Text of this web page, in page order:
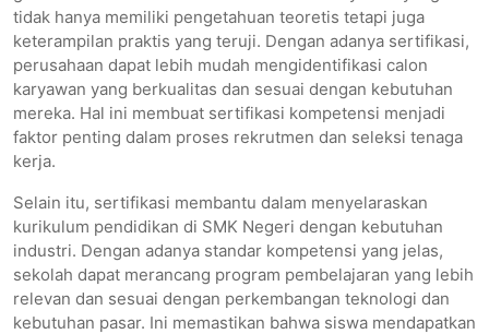
tidak hanya memiliki pengetahuan teoretis tetapi juga
keterampilan praktis yang teruji. Dengan adanya sertifikasi,
perusahaan dapat lebih mudah mengidentifikasi calon
karyawan yang berkualitas dan sesuai dengan kebutuhan
mereka. Hal ini membuat sertifikasi kompetensi menjadi
faktor penting dalam proses rekrutmen dan seleksi tenaga
kerja.
Selain itu, sertifikasi membantu dalam menyelaraskan
kurikulum pendidikan di SMK Negeri dengan kebutuhan
industri. Dengan adanya standar kompetensi yang jelas,
sekolah dapat merancang program pembelajaran yang lebih
relevan dan sesuai dengan perkembangan teknologi dan
kebutuhan pasar. Ini memastikan bahwa siswa mendapatkan